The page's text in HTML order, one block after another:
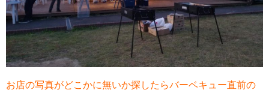
お店の写真がどこかに無いか探したらバーベキュー直前の